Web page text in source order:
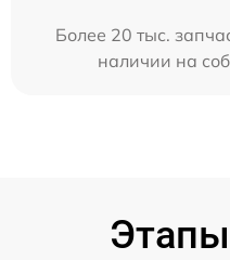
Более 20 тыс.
наличии на